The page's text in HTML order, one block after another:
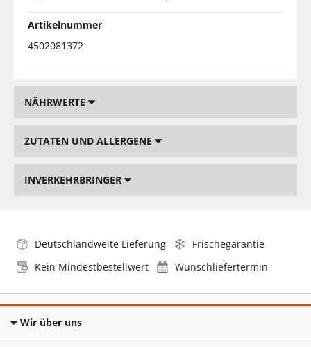
Artikelnummer
4502081372
NÄHRWERTE
ZUTATEN UND ALLERGENE
INVERKEHRBRINGER
Deutschlandweite Lieferung
Frischegarantie
Kein Mindestbestellwert
Wunschliefertermin
Wir über uns